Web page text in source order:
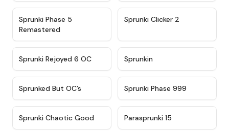
Sprunki Phase 5
Remastered
Sprunki Clicker 2
★ 4.4
Sprunki Rejoyed 6 OC Sprunkin
Sprunked But OC’s Sprunki Phase 999
★ 4.7
Sprunki Chaotic Good Parasprunki 15